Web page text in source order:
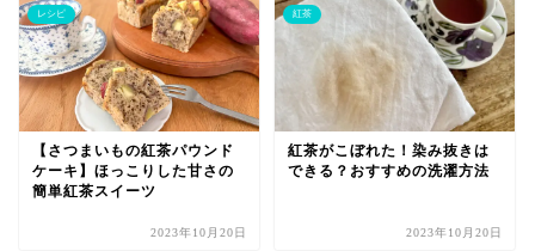
レシピ
【さつまいもの紅茶パウンド
ケーキ】ほっこりした甘さの
簡単紅茶スイーツ
2023年10月20日
紅茶
紅茶がこぼれた！染み抜きは
できる？おすすめの洗濯方法
2023年10月20日